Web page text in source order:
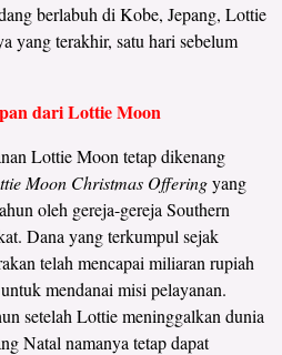
berlabuh di Kobe, Jepang, Lottie
yang terakhir, satu hari sebelum
Lottie Moon tetap dikenang
Moon Christmas Offeringyang
oleh gereja-gereja Southern
Dana yang terkumpul sejak
telah mencapai miliaran rupiah
mendanai misi pelayanan.
setelah Lottie meninggalkan dunia
Natal namanya tetap dapat